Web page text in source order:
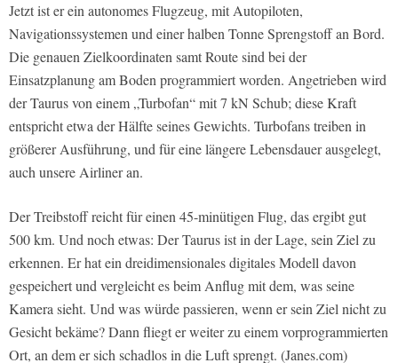
Jetzt ist er ein autonomes Flugzeug, mit Autopiloten,
Navigationssystemen und einer halben Tonne Sprengstoff an Bord.
Die genauen Zielkoordinaten samt Route sind bei der
Einsatzplanung am Boden programmiert worden. Angetrieben wird
der Taurus von einem „Turbofan“ mit 7 kN Schub; diese Kraft
entspricht etwa der Hälfte seines Gewichts. Turbofans treiben in
größerer Ausführung, und für eine längere Lebensdauer ausgelegt,
auch unsere Airliner an.
Der Treibstoff reicht für einen 45-minütigen Flug, das ergibt gut
500 km. Und noch etwas: Der Taurus ist in der Lage, sein Ziel zu
erkennen. Er hat ein dreidimensionales digitales Modell davon
gespeichert und vergleicht es beim Anflug mit dem, was seine
Kamera sieht. Und was würde passieren, wenn er sein Ziel nicht zu
Gesicht bekäme? Dann fliegt er weiter zu einem vorprogrammierten
Ort, an dem er sich schadlos in die Luft sprengt. (Janes.com)